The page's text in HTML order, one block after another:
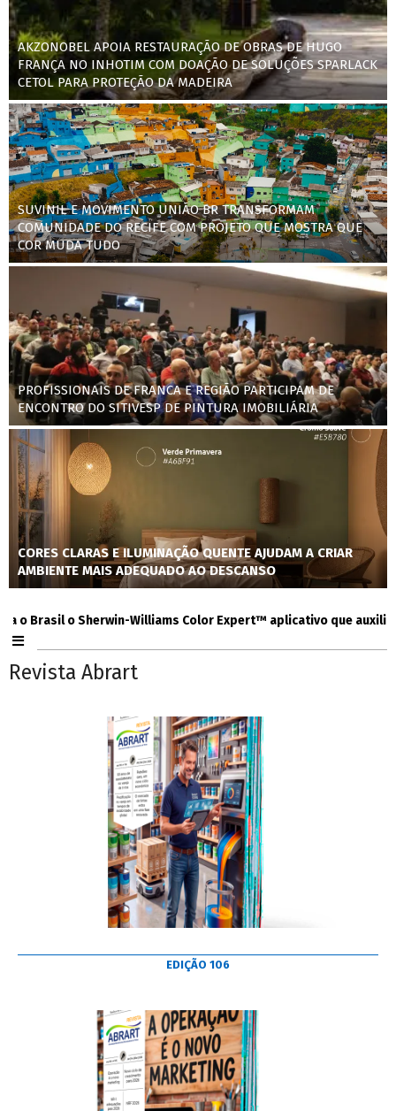
AKZONOBEL APOIA RESTAURAÇÃO DE OBRAS DE HUGO
FRANÇA NO INHOTIM COM DOAÇÃO DE SOLUÇÕES SPARLACK
CETOL PARA PROTEÇÃO DA MADEIRA
SUVINIL E MOVIMENTO UNIÃO BR TRANSFORMAM
COMUNIDADE DO RECIFE COM PROJETO QUE MOSTRA QUE
COR MUDA TUDO
PROFISSIONAIS DE FRANCA E REGIÃO PARTICIPAM DE
ENCONTRO DO SITIVESP DE PINTURA IMOBILIÁRIA
CORES CLARAS E ILUMINAÇÃO QUENTE AJUDAM A CRIAR
AMBIENTE MAIS ADEQUADO AO DESCANSO
o Sherwin-Williams Color Expert™ aplicativo que auxilia
Revista Abrart
EDIÇÃO 106